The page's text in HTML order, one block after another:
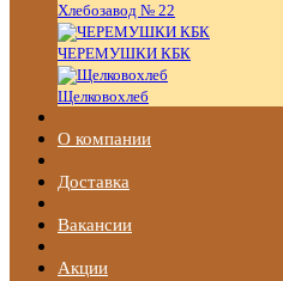
Хлебозавод № 22
ЧЕРЕМУШКИ КБК
Щелковохлеб
О компании
Доставка
Вакансии
Акции